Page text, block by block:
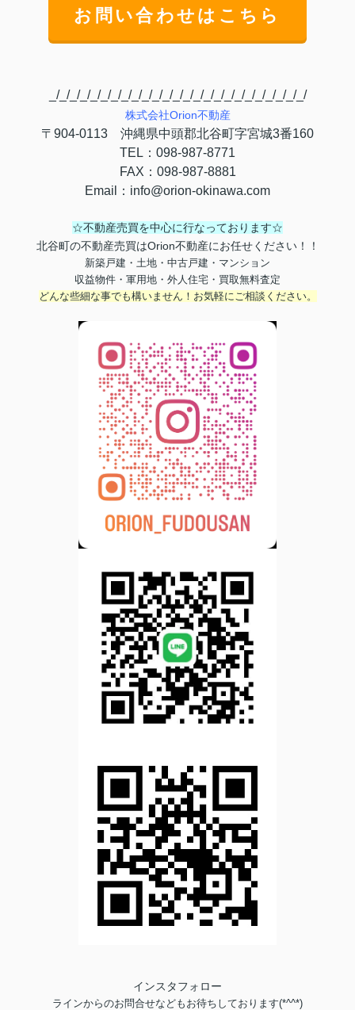
お問い合わせはこちら
_/_/_/_/_/_/_/_/_/_/_/_/_/_/_/_/_/_/_/_/_/_/_/_/_/
株式会社Orion不動産
〒 904-0113 沖縄県中頭郡北谷町字宮城3番160
TEL ： 098-987-8771
FAX ： 098-987-8881
Email
： info@orion-okinawa.com
☆不動産売買を中心に行なっております☆
北谷町の不動産売買はOrion不動産にお任せください！！
新築戸建・土地・中古戸建・マンション
収益物件・軍用地・外人住宅・買取無料査定
どんな些細な事でも構いません！お気軽にご相談ください。
インスタフォロー
ラインからのお問合せなどもお待ちしております(*^^*)